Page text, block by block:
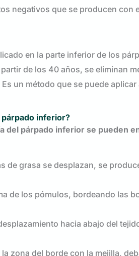
negativos que se producen con
en la parte inferior de los
de los 40 años, se eliminan
un método que se puede
inferior?
del párpado inferior se pueden
de grasa se desplazan, se
de los pómulos, bordeando las
hacia abajo del
zona del borde con la mejilla,